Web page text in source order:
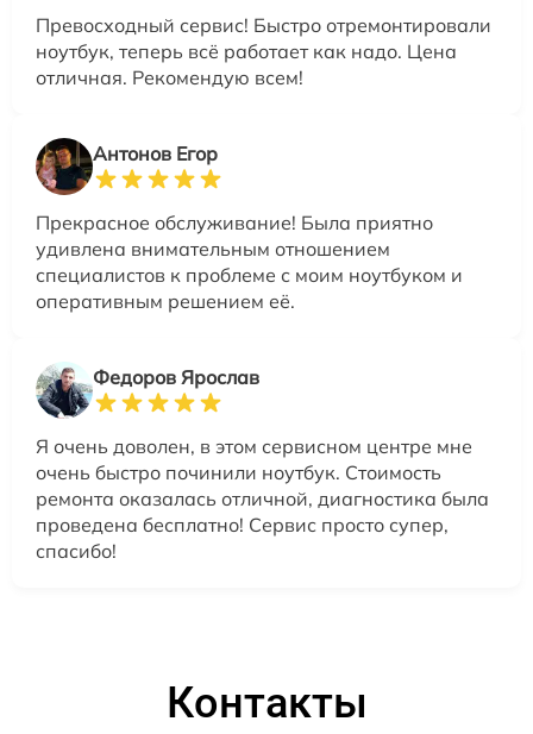
Превосходный сервис! Быстро отремонтировали
ноутбук, теперь всё работает как надо. Цена
отличная. Рекомендую всем!
Антонов Егор
Прекрасное обслуживание! Была приятно
удивлена внимательным отношением
специалистов к проблеме с моим ноутбуком и
оперативным решением её.
Федоров Ярослав
Я очень доволен, в этом сервисном центре мне
очень быстро починили ноутбук. Стоимость
ремонта оказалась отличной, диагностика была
проведена бесплатно! Сервис просто супер,
спасибо!
Контакты